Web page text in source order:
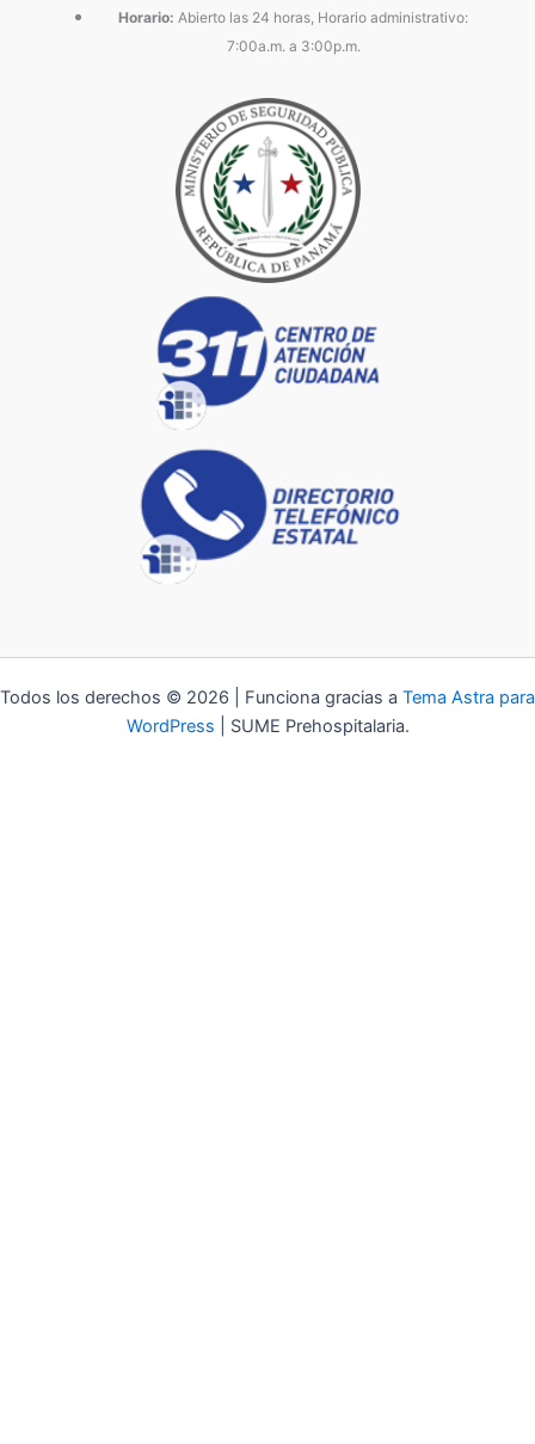
Horario: Abierto las 24 horas, Horario administrativo:
7:00a.m. a 3:00p.m.
Todos los derechos © 2026 | Funciona gracias a Tema Astra para
WordPress | SUME Prehospitalaria.